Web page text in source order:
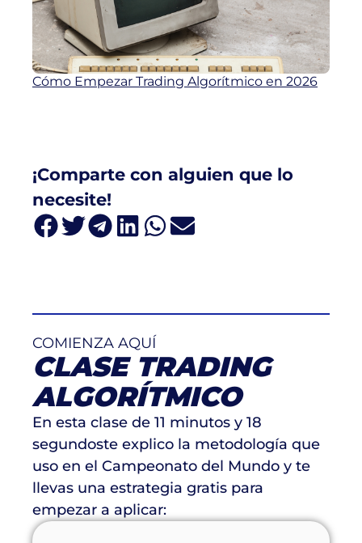
Cómo Empezar Trading Algorítmico en 2026
¡Comparte con alguien que lo
necesite!
COMIENZA AQUÍ
CLASE TRADING
ALGORÍTMICO
En esta clase de 11 minutos y 18
segundoste explico la metodología que
uso en el Campeonato del Mundo y te
llevas una estrategia gratis para
empezar a aplicar: